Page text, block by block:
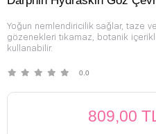
Yoğun nemlendiricilik sağlar, taze
gözenekleri tıkamaz, botanik
kullanabilir.
0.0
809,00